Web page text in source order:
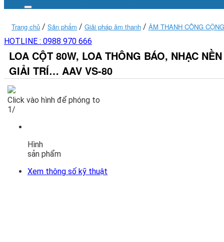
Trang chủ / Sản phẩm / Giải pháp âm thanh / ÂM THANH CÔNG
HOTLINE : 0988 970 666
LOA CỘT 80W, LOA THÔNG BÁO, NHẠC
GIẢI TRÍ… AAV VS-80
Click vào hình để phóng to
1/
Hình
sản phẩm
Xem thông số kỹ thuật